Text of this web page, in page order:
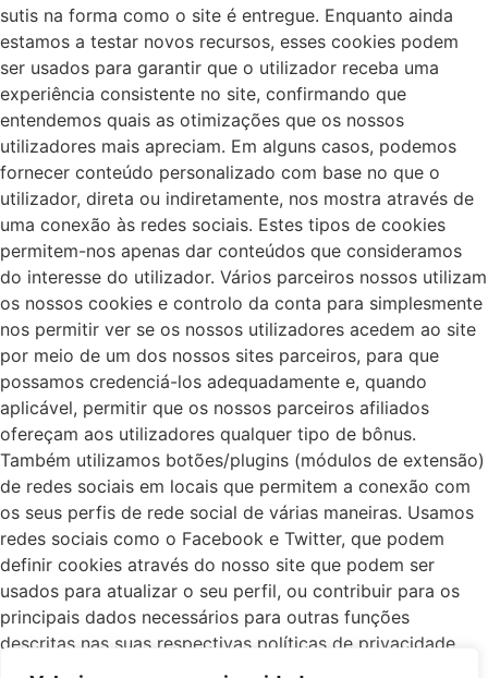
sutis na forma como o site é entregue. Enquanto ainda
estamos a testar novos recursos, esses cookies podem
ser usados para garantir que o utilizador receba uma
experiência consistente no site, confirmando que
entendemos quais as otimizações que os nossos
utilizadores mais apreciam. Em alguns casos, podemos
fornecer conteúdo personalizado com base no que o
utilizador, direta ou indiretamente, nos mostra através de
uma conexão às redes sociais. Estes tipos de cookies
permitem-nos apenas dar conteúdos que consideramos
do interesse do utilizador. Vários parceiros nossos utilizam
os nossos cookies e controlo da conta para simplesmente
nos permitir ver se os nossos utilizadores acedem ao site
por meio de um dos nossos sites parceiros, para que
possamos credenciá-los adequadamente e, quando
aplicável, permitir que os nossos parceiros afiliados
ofereçam aos utilizadores qualquer tipo de bônus.
Também utilizamos botões/plugins (módulos de extensão)
de redes sociais em locais que permitem a conexão com
os seus perfis de rede social de várias maneiras. Usamos
redes sociais como o Facebook e Twitter, que podem
definir cookies através do nosso site que podem ser
usados para atualizar o seu perfil, ou contribuir para os
principais dados necessários para outras funções
descritas nas suas respectivas políticas de privacidade.